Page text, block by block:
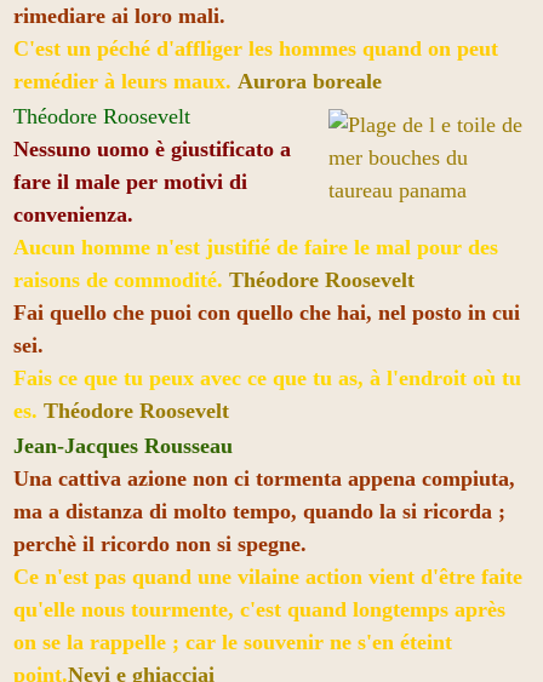
rimediare ai loro mali.
C'est un péché d'affliger les hommes quand on peut
remédier à leurs maux. Aurora boreale
Théodore Roosevelt
Nessuno uomo è giustificato a
fare il male per motivi di
convenienza.
Aucun homme n'est justifié de faire le mal pour des
raisons de commodité. Théodore Roosevelt
Fai quello che puoi con quello che hai, nel posto in cui
sei.
Fais ce que tu peux avec ce que tu as, à l'endroit où tu
es. Théodore Roosevelt
Jean-Jacques Rousseau
Una cattiva azione non ci tormenta appena compiuta,
ma a distanza di molto tempo, quando la si ricorda ;
perchè il ricordo non si spegne.
Ce n'est pas quand une vilaine action vient d'être faite
qu'elle nous tourmente, c'est quand longtemps après
on se la rappelle ; car le souvenir ne s'en éteint
point.Nevi e ghiacciai